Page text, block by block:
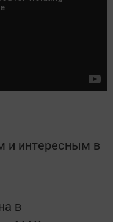
и интересным в
в